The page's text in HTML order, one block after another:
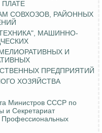
СОВХОЗОВ, РАЙОННЫХ
МАШИННО-
И
ПРЕДПРИЯТИЙ
ХОЗЯЙСТВА
Министров СССР по
и Секретариат
Профессиональных